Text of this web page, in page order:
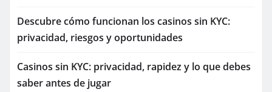
Descubre cómo funcionan los casinos sin KYC:
privacidad, riesgos y oportunidades
Casinos sin KYC: privacidad, rapidez y lo que debes
saber antes de jugar